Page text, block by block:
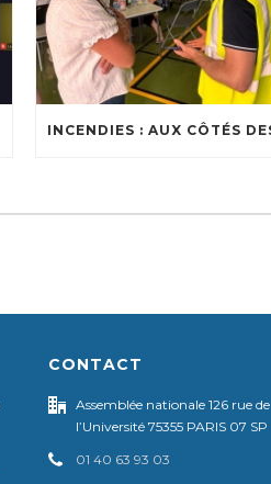
CONTACT
Assemblée nationale 126 rue de
l’Université 75355 PARIS 07 SP
01 40 63 93 03